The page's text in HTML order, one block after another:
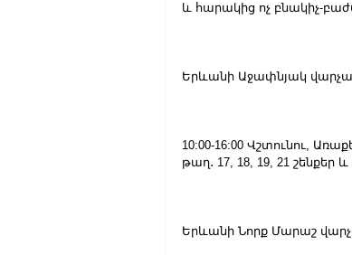
և հարակից ոչ բնակիչ-
Երևանի Աջափնյակ
10:00-16:00 Վշտունու,
թաղ․ 17, 18, 19, 21
Երևանի Նորք Մարաշ